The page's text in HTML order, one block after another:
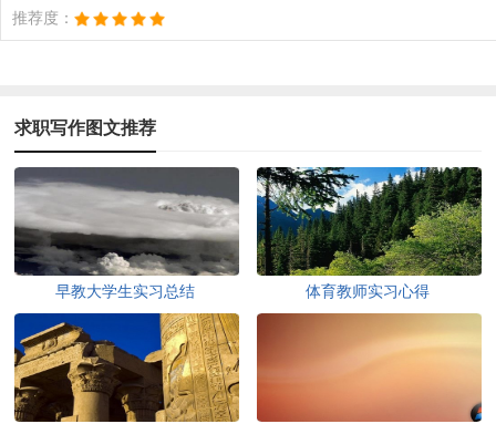
推荐度：
求职写作图文推荐
早教大学生实习总结 体育教师实习心得